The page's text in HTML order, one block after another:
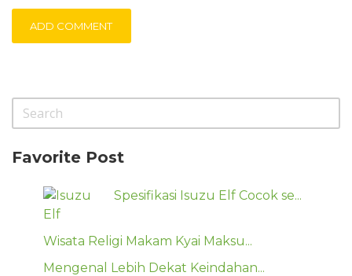
ADD COMMENT
Favorite Post
Spesifikasi Isuzu Elf Cocok se...
Wisata Religi Makam Kyai Maksu...
Mengenal Lebih Dekat Keindahan...